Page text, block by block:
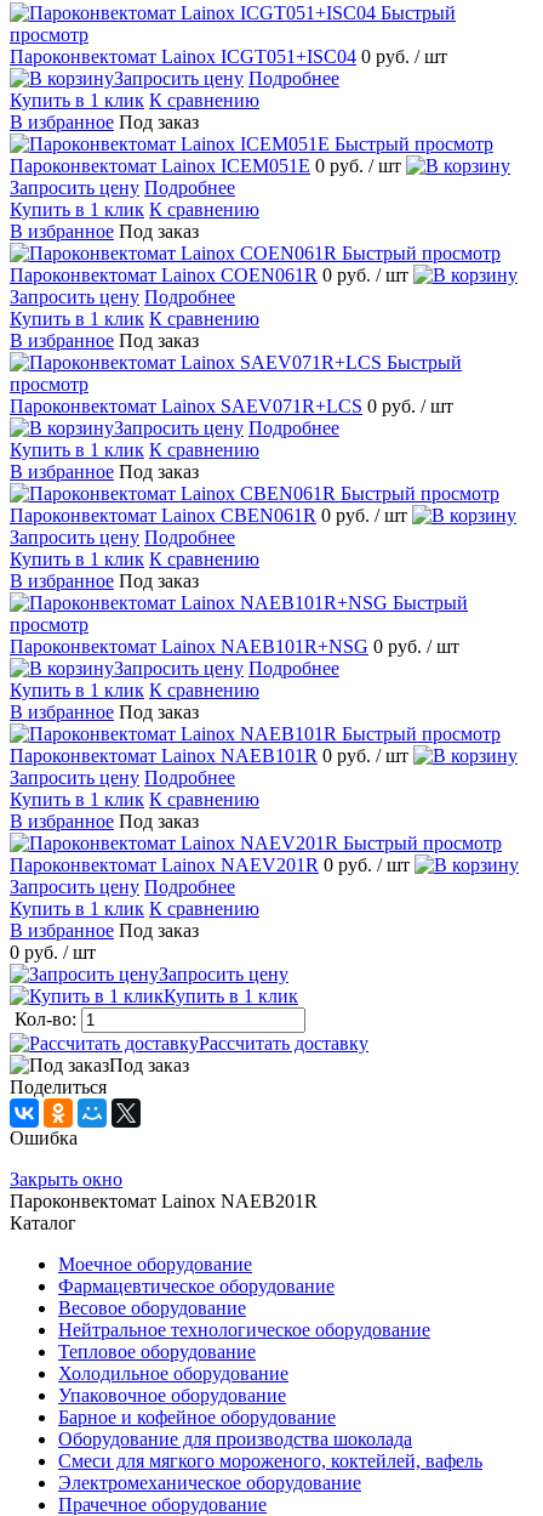
Быстрый
просмотр
Пароконвектомат Lainox ICGT051+ISC04 0 руб. / шт
Запросить цену Подробнее
Купить в 1 клик К сравнению
В избранное Под заказ
Быстрый просмотр
Пароконвектомат Lainox ICEM051E 0 руб. / шт
Запросить цену Подробнее
Купить в 1 клик К сравнению
В избранное Под заказ
Быстрый просмотр
Пароконвектомат Lainox COEN061R 0 руб. / шт
Запросить цену Подробнее
Купить в 1 клик К сравнению
В избранное Под заказ
Быстрый
просмотр
Пароконвектомат Lainox SAEV071R+LCS 0 руб. / шт
Запросить цену Подробнее
Купить в 1 клик К сравнению
В избранное Под заказ
Быстрый просмотр
Пароконвектомат Lainox CBEN061R 0 руб. / шт
Запросить цену Подробнее
Купить в 1 клик К сравнению
В избранное Под заказ
Быстрый
просмотр
Пароконвектомат Lainox NAEB101R+NSG 0 руб. / шт
Запросить цену Подробнее
Купить в 1 клик К сравнению
В избранное Под заказ
Быстрый просмотр
Пароконвектомат Lainox NAEB101R 0 руб. / шт
Запросить цену Подробнее
Купить в 1 клик К сравнению
В избранное Под заказ
Быстрый просмотр
Пароконвектомат Lainox NAEV201R 0 руб. / шт
Запросить цену Подробнее
Купить в 1 клик К сравнению
В избранное Под заказ
0 руб. / шт
Запросить цену
Купить в 1 клик
Кол-во:
Рассчитать доставку
Под заказ
Поделиться
Ошибка
Закрыть окно
Пароконвектомат Lainox NAEB201R
Каталог
Моечное оборудование
Фармацевтическое оборудование
Весовое оборудование
Нейтральное технологическое оборудование
Тепловое оборудование
Холодильное оборудование
Упаковочное оборудование
Барное и кофейное оборудование
Оборудование для производства шоколада
Смеси для мягкого мороженого, коктейлей, вафель
Электромеханическое оборудование
Прачечное оборудование